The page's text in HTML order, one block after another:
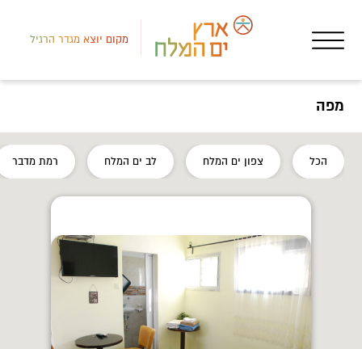
מקום יוצא מגדר הרגיל
מפה
הכל צפון ים המלח לב ים המלח רמת מדבר